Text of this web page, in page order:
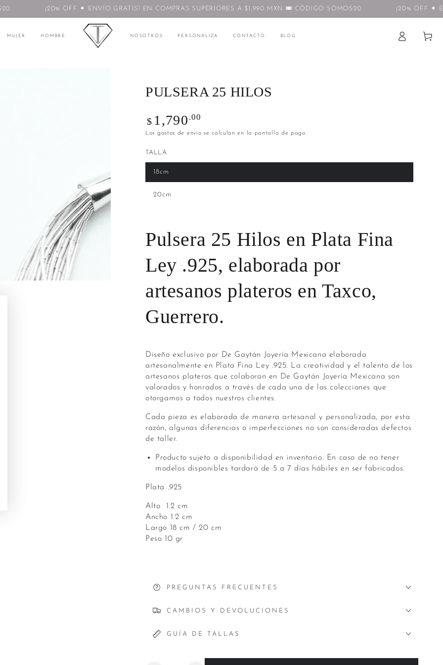
¡20% OFF ✦ ENVÍO GRATIS! EN COMPRAS SUPERIORES A $1,990 MXN 🎟️ CÓDIGO SOMOS20 ¡20% OFF ✦
MUJER HOMBRE NOSOTROS PERSONALIZA CONTACTO BLOG
sesión
Carrito
PULSERA 25 HILOS
Precio
regular
$ 1,790 .00
Los gastos de envío se calculan en la pantalla de pago.
TALLA
18cm
20cm
Pulsera 25 Hilos en Plata Fina
Ley .925, elaborada por
artesanos plateros en Taxco,
Guerrero.
Diseño exclusivo por De Gaytán Joyería Mexicana elaborada
artesanalmente en Plata Fina Ley .925. La creatividad y el talento de los
artesanos plateros que colaboran en De Gaytán Joyería Mexicana son
valorados y honrados a través de cada una de las colecciones que
otorgamos a todos nuestros clientes.
Cada pieza es elaborada de manera artesanal y personalizada, por esta
razón, algunas diferencias o imperfecciones no son consideradas defectos
de taller.
Producto sujeto a disponibilidad en inventario. En caso de no tener
modelos disponibles tardará de 5 a 7 días hábiles en ser fabricados.
Plata .925
Alto 1.2 cm
Ancho 1.2 cm
Largo 18 cm / 20 cm
Peso 10 gr
PREGUNTAS FRECUENTES
CAMBIOS Y DEVOLUCIONES
GUÍA DE TALLAS